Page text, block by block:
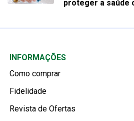
proteger a saúde
INFORMAÇÕES
Como comprar
Fidelidade
Revista de Ofertas